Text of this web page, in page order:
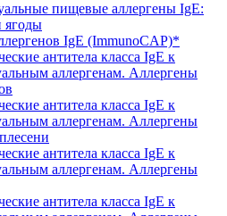
пищевые аллергены IgE:
ягоды
IgE (ImmunoCAP)*
антитела класса IgE к
аллергенам. Аллергены
антитела класса IgE к
аллергенам. Аллергены
антитела класса IgE к
аллергенам. Аллергены
антитела класса IgE к